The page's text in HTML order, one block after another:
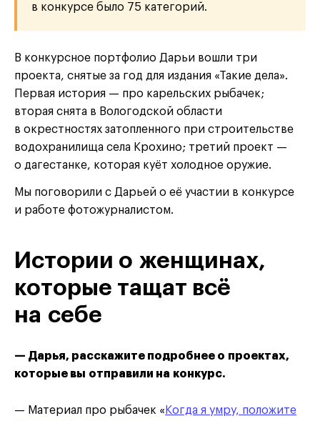
в конкурсе было 75 категорий.
В конкурсное портфолио Дарьи вошли три
проекта, снятые за год для издания «Такие дела».
Первая история — про карельских рыбачек;
вторая снята в Вологодской области
в окрестностях затопленного при строительстве
водохранилища села Крохино; третий проект —
о дагестанке, которая куёт холодное оружие.
Мы поговорили с Дарьей о её участии в конкурсе
и работе фотожурналистом.
Истории о женщинах,
которые тащат всё
на себе
— Дарья, расскажите подробнее о проектах,
которые вы отправили на конкурс.
— Материал про рыбачек « Когда я умру, положите